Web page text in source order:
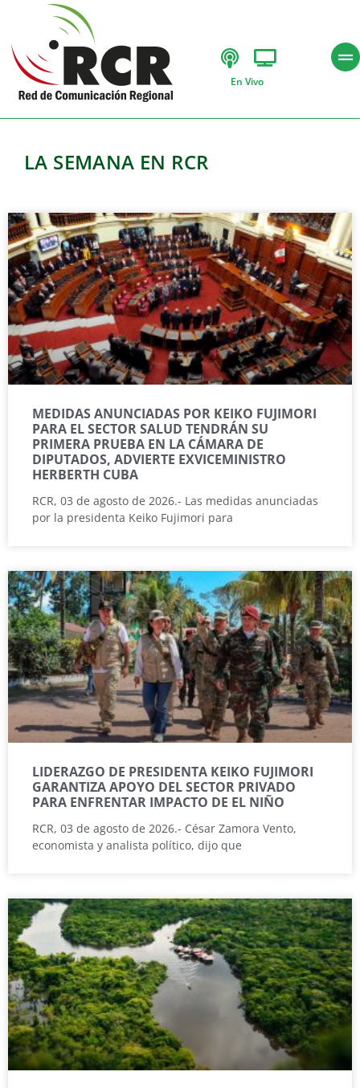
En Vivo
LA SEMANA EN RCR
MEDIDAS ANUNCIADAS POR KEIKO FUJIMORI
PARA EL SECTOR SALUD TENDRÁN SU
PRIMERA PRUEBA EN LA CÁMARA DE
DIPUTADOS, ADVIERTE EXVICEMINISTRO
HERBERTH CUBA
RCR, 03 de agosto de 2026.- Las medidas anunciadas
por la presidenta Keiko Fujimori para
LIDERAZGO DE PRESIDENTA KEIKO FUJIMORI
GARANTIZA APOYO DEL SECTOR PRIVADO
PARA ENFRENTAR IMPACTO DE EL NIÑO
RCR, 03 de agosto de 2026.- César Zamora Vento,
economista y analista político, dijo que